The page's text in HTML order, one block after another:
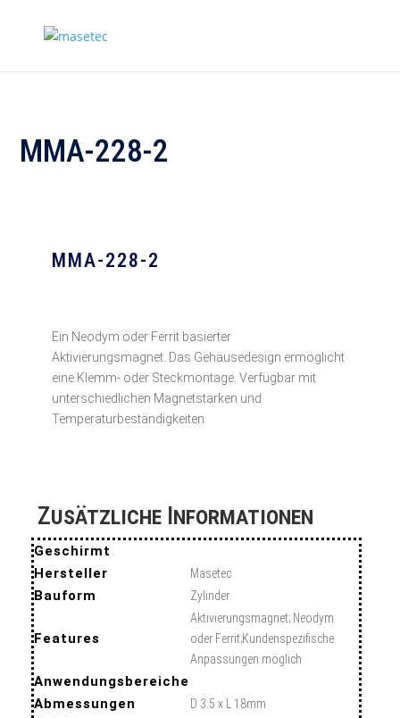
MMA-228-2
MMA-228-2
Ein Neodym oder Ferrit basierter
Aktivierungsmagnet. Das Gehäusedesign ermöglicht
eine Klemm- oder Steckmontage. Verfügbar mit
unterschiedlichen Magnetstärken und
Temperaturbeständigkeiten.
Zusätzliche Informationen
Geschirmt
Hersteller
Masetec
Bauform Zylinder
Features
Aktivierungsmagnet; Neodym
oder Ferrit;Kundenspezifische
Anpassungen möglich
Anwendungsbereiche
Abmessungen
D 3.5 x L 18mm